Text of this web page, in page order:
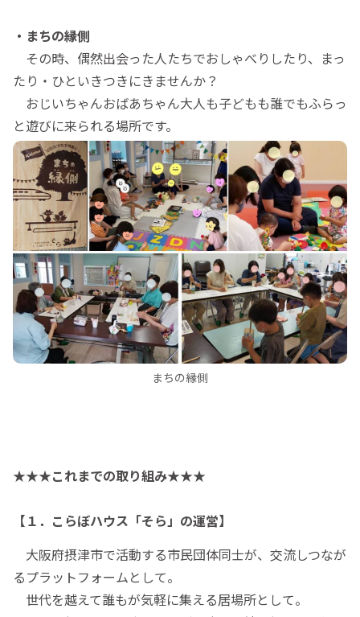
・まちの縁側
その時、偶然出会った人たちでおしゃべりしたり、まっ
たり・ひといきつきにきませんか？
おじいちゃんおばあちゃん大人も子どもも誰でもふらっ
と遊びに来られる場所です。
まちの縁側
★★★これまでの取り組み★★★
【１．こらぼハウス「そら」の運営】
大阪府摂津市で活動する市民団体同士が、交流しつなが
るプラットフォームとして。
世代を越えて誰もが気軽に集える居場所として。